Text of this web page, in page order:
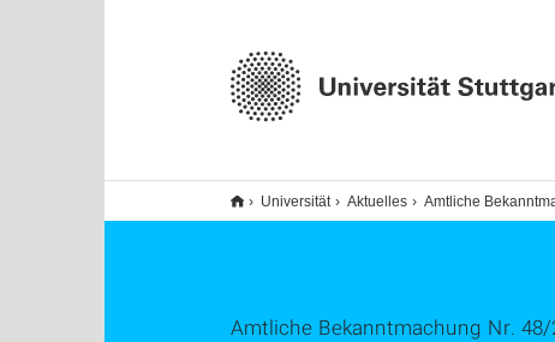
Universität Aktuelles Amtliche
Amtliche Bekanntmachung Nr.